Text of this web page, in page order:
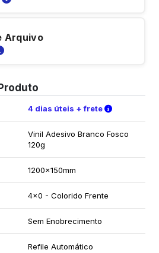
Arquivo
4 dias úteis + frete Verifique
Vinil Adesivo Branco Fosco
120g
1200x150mm
4x0 - Colorido Frente
Sem Enobrecimento
Refile Automático